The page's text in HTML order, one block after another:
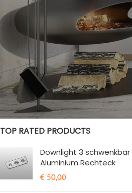
FILTER
Preis:€ 0
STATUS DER BESTÄNDE
Im Verkauf
Vorrätig
TOP RATED PRODUCTS
Downlight 3 schwenkbar
Aluminium Rechteck
€ 50,00